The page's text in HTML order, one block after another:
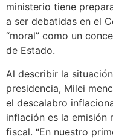
ministerio tiene
a ser debatidas en el
“moral” como un
de Estado.
Al describir la
presidencia, Milei
el descalabro
inflación es la emisión
fiscal. “En nuestro